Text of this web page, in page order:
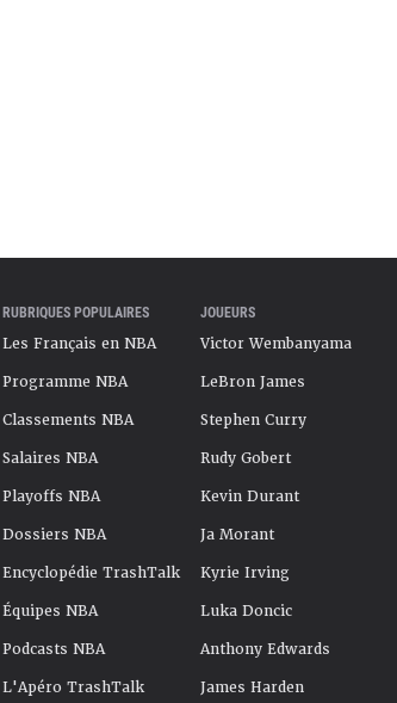
RUBRIQUES POPULAIRES
Les Français en NBA
Programme NBA
Classements NBA
Salaires NBA
Playoffs NBA
Dossiers NBA
Encyclopédie TrashTalk
Équipes NBA
Podcasts NBA
L'Apéro TrashTalk
JOUEURS
Victor Wembanyama
LeBron James
Stephen Curry
Rudy Gobert
Kevin Durant
Ja Morant
Kyrie Irving
Luka Doncic
Anthony Edwards
James Harden